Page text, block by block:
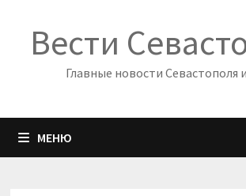
содержимому
Вести
Главные новости Севастополя
МЕНЮ